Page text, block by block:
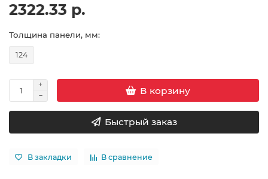
2322.33 р.
Толщина панели, мм:
124
В корзину
Быстрый заказ
В закладки В сравнение